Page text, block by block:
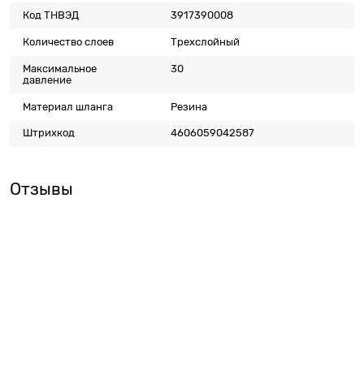
Код ТНВЭД 3917390008
Количество слоев Трехслойный
Максимальное
давление
30
Материал шланга Резина
Штрихкод 4606059042587
Отзывы